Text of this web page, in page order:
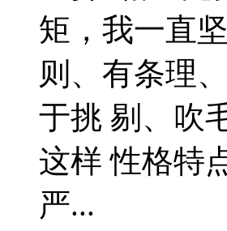
矩，我一直
则、有条理
于挑 剔、吹
这样 性格特
严...